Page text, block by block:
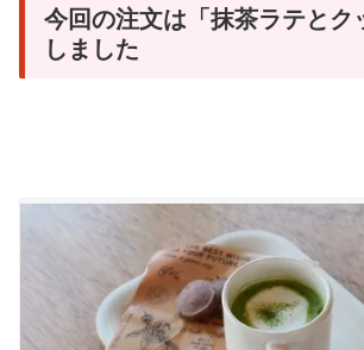
今回の注文は「抹茶ラテとク
しました